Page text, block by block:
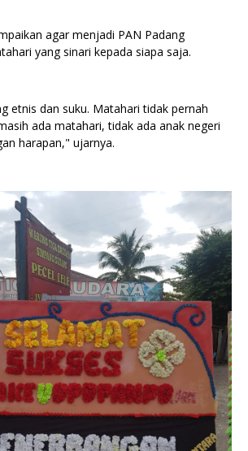
agar menjadi PAN Padang
yang sinari kepada siapa saja.
etnis dan suku. Matahari tidak pernah
ada matahari, tidak ada anak negeri
harapan," ujarnya.